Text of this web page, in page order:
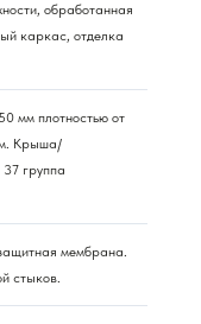
обработанная
каркас, отделка
мм плотностью от
Крыша/
группа
мембрана.
стыков.